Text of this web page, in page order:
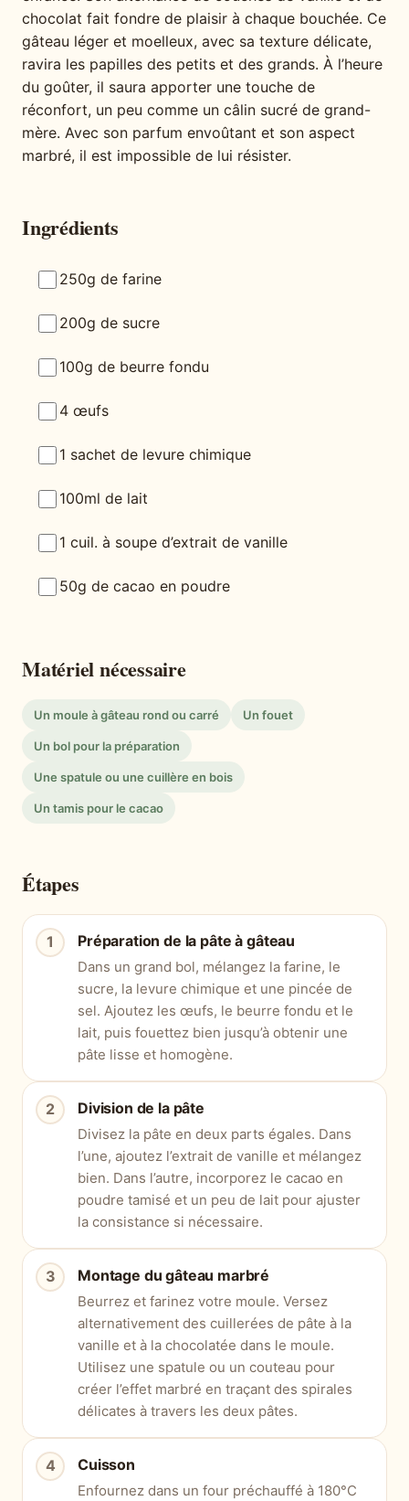
chocolat fait fondre de plaisir à chaque bouchée. Ce
gâteau léger et moelleux, avec sa texture délicate,
ravira les papilles des petits et des grands. À l’heure
du goûter, il saura apporter une touche de
réconfort, un peu comme un câlin sucré de grand-
mère. Avec son parfum envoûtant et son aspect
marbré, il est impossible de lui résister.
Ingrédients
250g de farine
200g de sucre
100g de beurre fondu
4 œufs
1 sachet de levure chimique
100ml de lait
1 cuil. à soupe d’extrait de vanille
50g de cacao en poudre
Matériel nécessaire
Un moule à gâteau rond ou carré Un fouet
Un bol pour la préparation
Une spatule ou une cuillère en bois
Un tamis pour le cacao
Étapes
Préparation de la pâte à gâteau
Dans un grand bol, mélangez la farine, le
sucre, la levure chimique et une pincée de
sel. Ajoutez les œufs, le beurre fondu et le
lait, puis fouettez bien jusqu’à obtenir une
pâte lisse et homogène.
Division de la pâte
Divisez la pâte en deux parts égales. Dans
l’une, ajoutez l’extrait de vanille et mélangez
bien. Dans l’autre, incorporez le cacao en
poudre tamisé et un peu de lait pour ajuster
la consistance si nécessaire.
Montage du gâteau marbré
Beurrez et farinez votre moule. Versez
alternativement des cuillerées de pâte à la
vanille et à la chocolatée dans le moule.
Utilisez une spatule ou un couteau pour
créer l’effet marbré en traçant des spirales
délicates à travers les deux pâtes.
Cuisson
Enfournez dans un four préchauffé à 180°C